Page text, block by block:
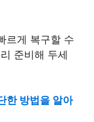
르게 복구할 수
준비해 두세
한 방법을 알아